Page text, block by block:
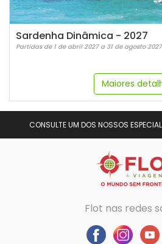
Sardenha Dinâmica - 2027
Partidas de 1 de abril 2027 a 31 de agosto 2027
Maiores
CONSULTE UM DOS NOSSOS
Flot nas redes